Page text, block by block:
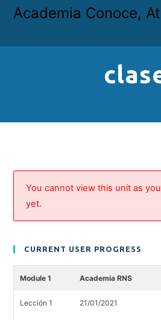
Academia Conoce,
You cannot view this unit as
yet.
CURRENT USER PROGRESS
Module 1 Academia RNS
Lección 1 21/01/2021